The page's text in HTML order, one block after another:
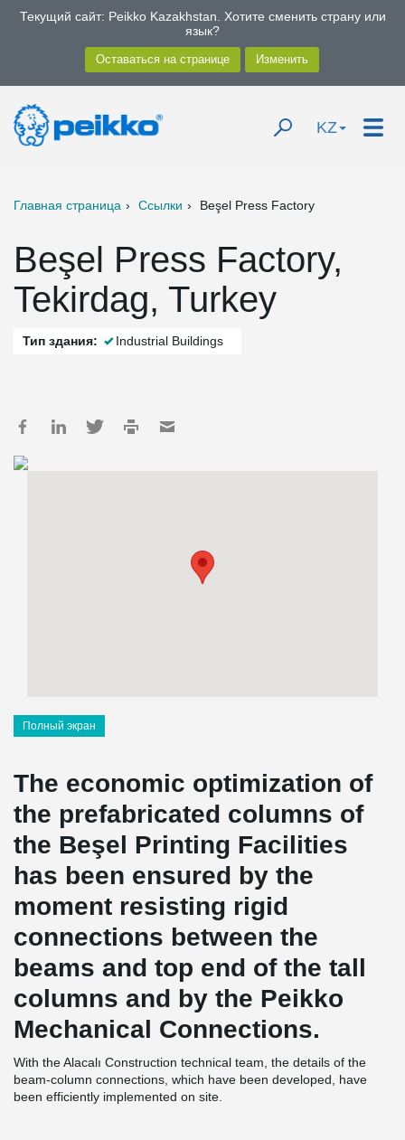
Текущий сайт: Peikko Kazakhstan. Хотите сменить страну или
язык?
KZ
Главная страница Ссылки Beşel Press Factory
Beşel Press Factory,
Tekirdag, Turkey
Тип здания: Industrial Buildings
Полный экран
The economic optimization of
the prefabricated columns of
the Beşel Printing Facilities
has been ensured by the
moment resisting rigid
connections between the
beams and top end of the tall
columns and by the Peikko
Mechanical Connections.
With the Alacalı Construction technical team, the details of the
beam-column connections, which have been developed, have
been efficiently implemented on site.